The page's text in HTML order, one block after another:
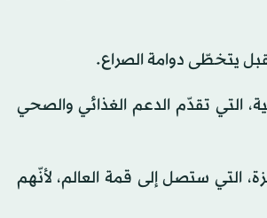
يتخطّى دوامة الصراع.
البريطانية، التي تقدّم الدعم الغذائي والصحي
التي ستصل إلى قمة العالم، لأنّهم